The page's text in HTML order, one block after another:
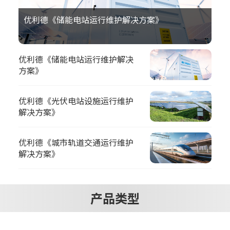
优利德《储能电站运行维护解决方案》
优利德《储能电站运行维护解决
方案》
优利德《光伏电站设施运行维护
解决方案》
优利德《城市轨道交通运行维护
解决方案》
产品类型